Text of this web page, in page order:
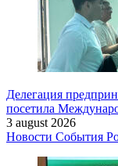
Делегация
посетила
3 august 2026
Новости События